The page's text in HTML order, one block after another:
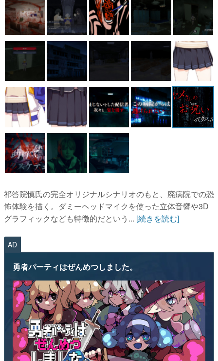
女性向け
アプリレビュー
その他
電ファミニコゲーマーとは？
運営：株式会社マレ
祁答院慎氏の完全オリジナルシナリオのもと、廃病院での恐
怖体験を描く。ダミーヘッドマイクを使った立体音響や3D
グラフィックなども特徴的だという... [続きを読む]
AD
勇者パーティはぜんめつしました。